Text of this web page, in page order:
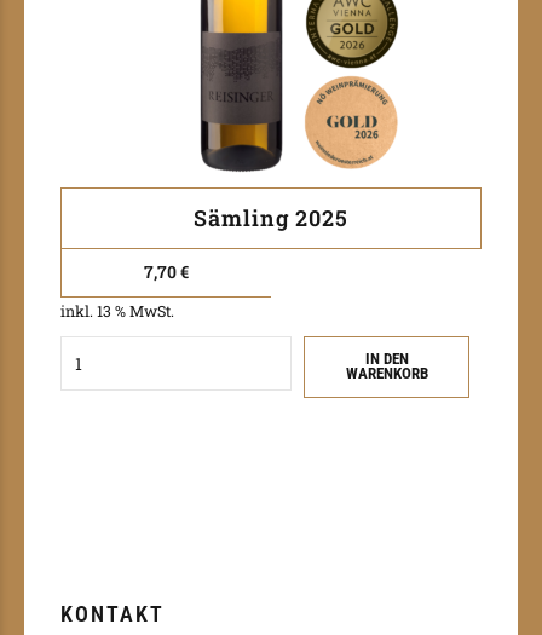
Sämling 2025
7,70€
inkl. 13 % MwSt.
IN DEN
WARENKORB
KONTAKT